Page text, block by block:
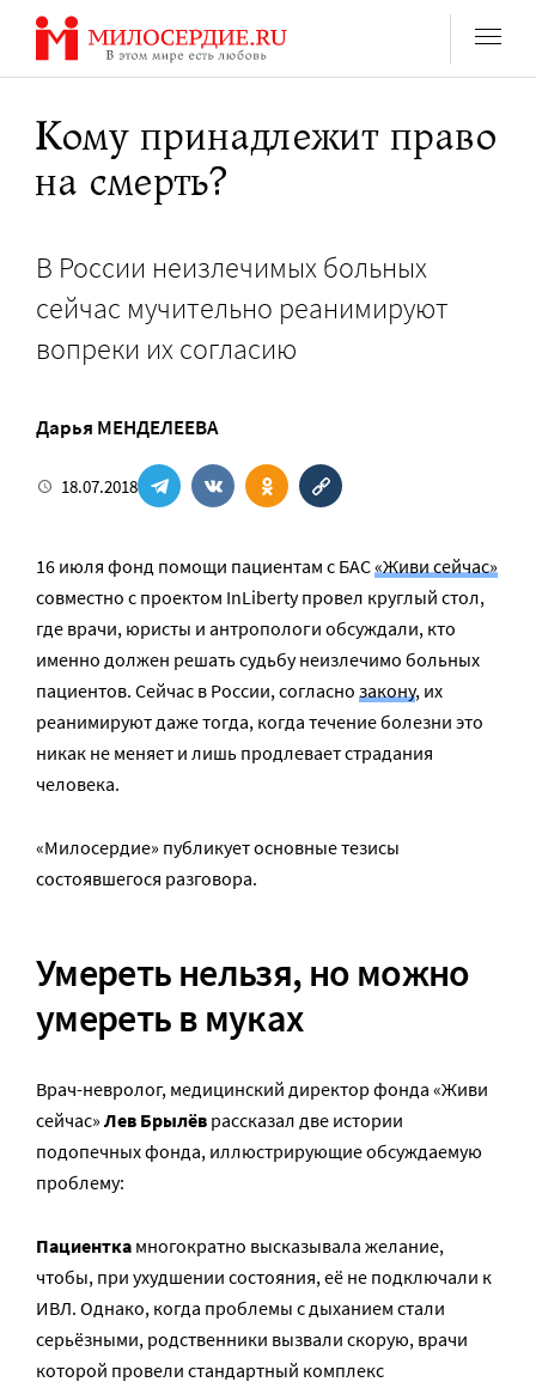
Перейти
содержанию
Кому принадлежит право
на смерть?
В России неизлечимых больных
сейчас мучительно реанимируют
вопреки их согласию
Дарья МЕНДЕЛЕЕВА
18.07.2018
16 июля фонд помощи пациентам с БАС«Живи сейчас»
совместно с проектом InLibertyпровел круглый стол,
где врачи, юристы и антропологи обсуждали, кто
именно должен решать судьбу неизлечимо больных
пациентов. Сейчас в России, согласно закону, их
реанимируют даже тогда, когда течение болезни это
никак не меняет и лишь продлевает страдания
человека.
«Милосердие» публикует основные тезисы
состоявшегося разговора.
Умереть нельзя, но можно
умереть в муках
Врач-невролог, медицинский директор фонда «Живи
сейчас» Лев Брылёв рассказал две истории
подопечных фонда, иллюстрирующие обсуждаемую
проблему:
Пациентка многократно высказывала желание,
чтобы, при ухудшении состояния, её не подключали к
ИВЛ. Однако, когда проблемы с дыханием стали
серьёзными, родственники вызвали скорую, врачи
которой провели стандартный комплекс